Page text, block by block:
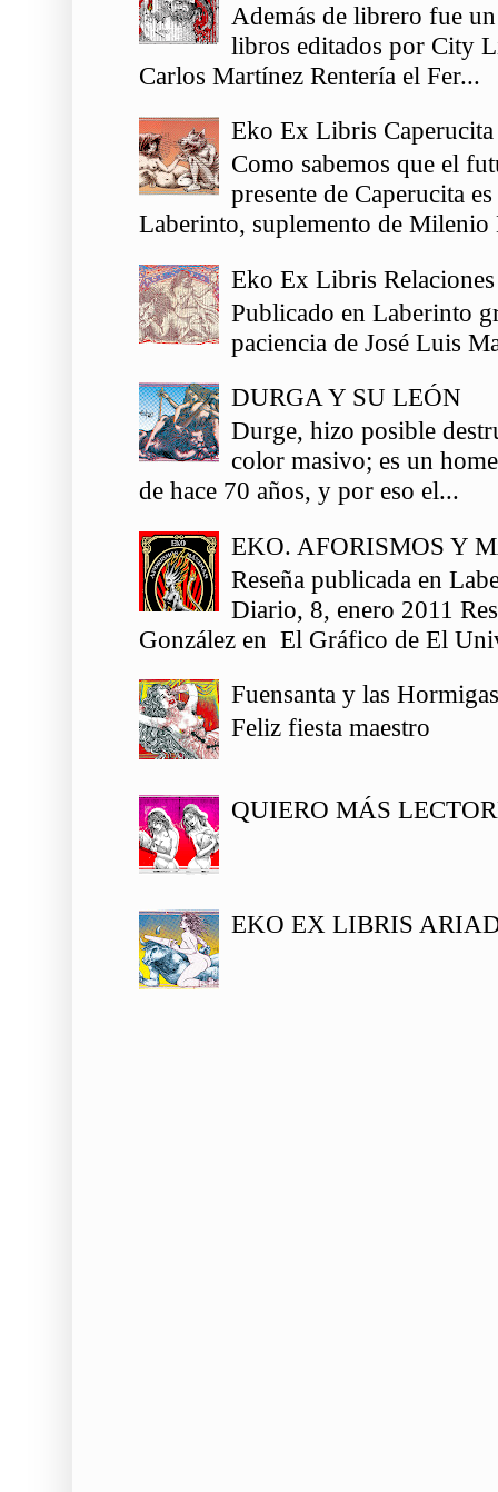
Además de librero fue
libros editados por City
Carlos Martínez Rentería el Fer...
Eko Ex Libris
Como sabemos que el
presente de Caperucita
Laberinto, suplemento de Milenio
Eko Ex Libris
Publicado en Laberinto
paciencia de José Luis
DURGA Y SU LEÓN
Durge, hizo posible
color masivo; es un
de hace 70 años, y por eso el...
EKO. AFORISMOS Y
Reseña publicada en
Diario, 8, enero 2011
González en El Gráfico de El
Fuensanta y las
Feliz fiesta maestro
QUIERO MÁS
EKO EX LIBRIS